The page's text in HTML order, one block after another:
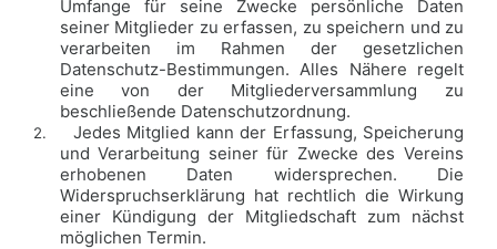
Umfange für seine Zwecke persönliche Daten
seiner Mitglieder zu erfassen, zu speichern und zu
verarbeiten im Rahmen der gesetzlichen
Datenschutz-Bestimmungen. Alles Nähere regelt
eine von der Mitgliederversammlung zu
beschließende Datenschutzordnung.
2.
Jedes Mitglied kann der Erfassung, Speicherung
und Verarbeitung seiner für Zwecke des Vereins
erhobenen Daten widersprechen. Die
Widerspruchserklärung hat rechtlich die Wirkung
einer Kündigung der Mitgliedschaft zum nächst
möglichen Termin.